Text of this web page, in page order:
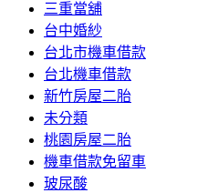
三重當舖
台中婚紗
台北市機車借款
台北機車借款
新竹房屋二胎
未分類
桃園房屋二胎
機車借款免留車
玻尿酸